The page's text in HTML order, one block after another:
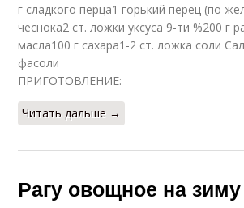
г сладкого перца1 горький перец (по
чеснока2 ст. ложки уксуса 9-ти %200 г
масла100 г сахара1-2 ст. ложка соли
фасоли
ПРИГОТОВЛЕНИЕ:
Читать дальше →
Рагу овощное на